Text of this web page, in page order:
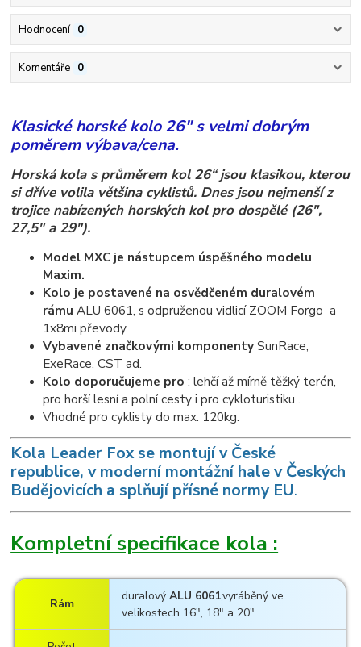
Hodnocení 0
Komentáře 0
Klasické horské kolo 26" s velmi dobrým
poměrem výbava/cena.
Horská kola s průměrem kol 26“ jsou klasikou, kterou
si dříve volila většina cyklistů. Dnes jsou nejmenší z
trojice nabízených horských kol pro dospělé (26",
27,5" a 29").
Model MXC je nástupcem úspěšného modelu
Maxim.
Kolo je postavené na osvědčeném duralovém
rámuALU 6061, s odpruženou vidlicí ZOOM Forgo a
1x8mi převody.
Vybavené značkovými komponentySunRace,
ExeRace, CST ad.
Kolo doporučujeme pro : lehčí až mírně těžký terén,
pro horší lesní a polní cesty i pro cykloturistiku .
Vhodné pro cyklisty do max. 120kg.
Kola Leader Fox se montují v České
republice, v moderní montážní hale v Českých
Budějovicích a splňují přísné normy EU.
Kompletní specifikace kola :
Rám
duralovýALU 6061,vyráběný ve
velikostech 16", 18" a 20".